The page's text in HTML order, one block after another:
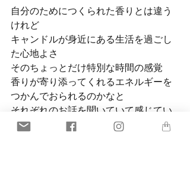
自分のためにつくられた香りとは違う
けれど
キャンドルが身近にある生活を過ごし
た心地よさ
そのちょっとだけ特別な時間の感覚
香りが寄り添ってくれるエネルギーを
つかんでおられるのかなと
それぞれのお話を聞いていて感じてい
ます